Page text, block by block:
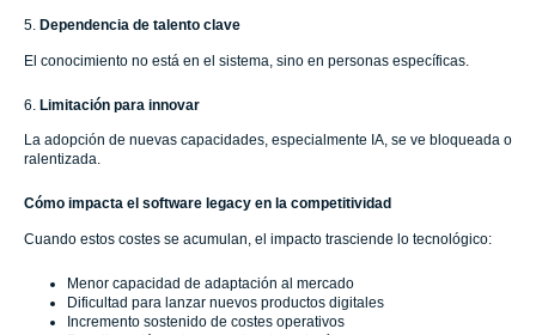
5. Dependencia de talento clave
El conocimiento no está en el sistema, sino en personas específicas.
6. Limitación para innovar
La adopción de nuevas capacidades, especialmente IA, se ve bloqueada o
ralentizada.
Cómo impacta el software legacy en la competitividad
Cuando estos costes se acumulan, el impacto trasciende lo tecnológico:
Menor capacidad de adaptación al mercado
Dificultad para lanzar nuevos productos digitales
Incremento sostenido de costes operativos